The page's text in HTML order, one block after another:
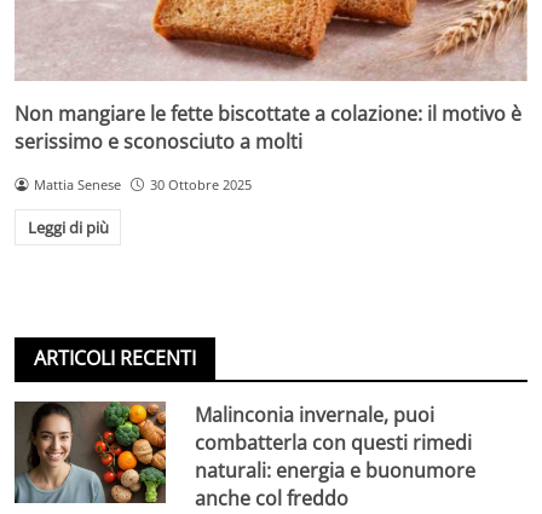
Non mangiare le fette biscottate a colazione: il motivo è
serissimo e sconosciuto a molti
Mattia Senese 30 Ottobre 2025
Leggi di più
ARTICOLI RECENTI
Malinconia invernale, puoi
combatterla con questi rimedi
naturali: energia e buonumore
anche col freddo